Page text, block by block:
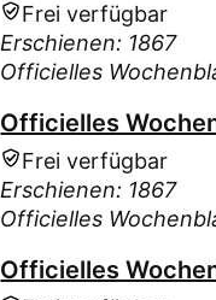
Frei verfügbar
Erschienen: 1867
Officielles
Officielles
Frei verfügbar
Erschienen: 1867
Officielles
Officielles